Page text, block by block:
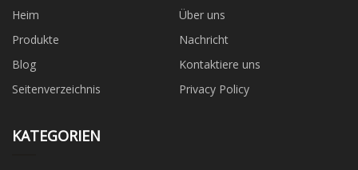
Heim
Über uns
Produkte
Nachricht
Blog
Kontaktiere uns
Seitenverzeichnis
Privacy Policy
KATEGORIEN